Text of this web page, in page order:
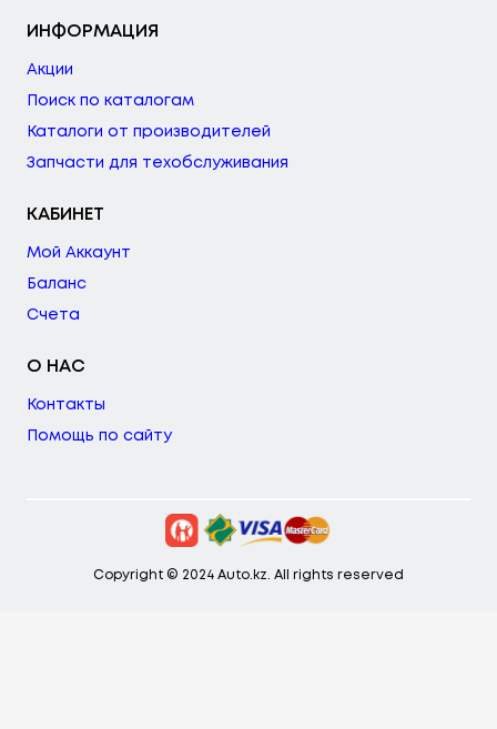
ИНФОРМАЦИЯ
Акции
Поиск по каталогам
Каталоги от производителей
Запчасти для техобслуживания
КАБИНЕТ
Мой Аккаунт
Баланс
Счета
О НАС
Контакты
Помощь по сайту
Copyright © 2024 Auto.kz. All rights reserved